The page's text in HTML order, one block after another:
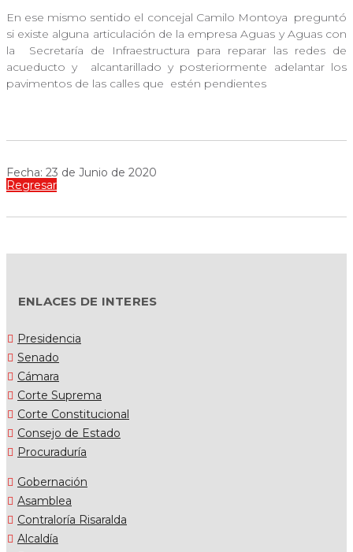
En ese mismo sentido el concejal Camilo Montoya preguntó
si existe alguna articulación de la empresa Aguas y Aguas con
la
Secretaría de Infraestructura para reparar las redes de
acueducto y
alcantarillado y posteriormente adelantar los
pavimentos de las calles que estén pendientes
Fecha: 23 de Junio de 2020
Regresar
ENLACES DE INTERES
Presidencia
Senado
Cámara
Corte Suprema
Corte Constitucional
Consejo de Estado
Procuraduría
Gobernación
Asamblea
Contraloría Risaralda
Alcaldía